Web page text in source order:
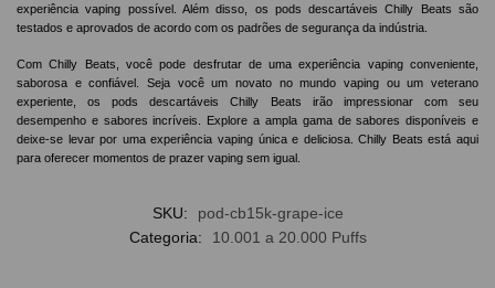
experiência vaping possível. Além disso, os pods descartáveis Chilly Beats são
testados e aprovados de acordo com os padrões de segurança da indústria.
Com Chilly Beats, você pode desfrutar de uma experiência vaping conveniente,
saborosa e confiável. Seja você um novato no mundo vaping ou um veterano
experiente, os pods descartáveis Chilly Beats irão impressionar com seu
desempenho e sabores incríveis. Explore a ampla gama de sabores disponíveis e
deixe-se levar por uma experiência vaping única e deliciosa. Chilly Beats está aqui
para oferecer momentos de prazer vaping sem igual.
SKU:
pod-cb15k-grape-ice
Categoria:
10.001 a 20.000 Puffs